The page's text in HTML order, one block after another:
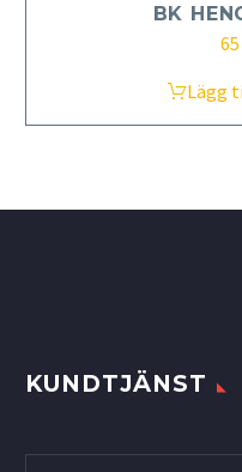
BK
Lägg
KUNDTJÄNST